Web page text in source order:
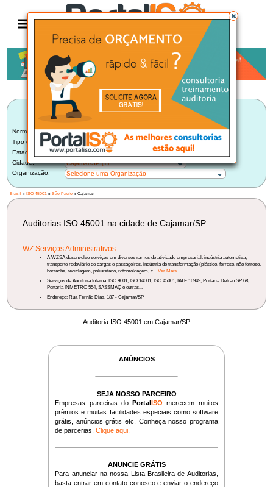
LISTA BRASILEIRA DE AUDITORIAS
Norma:
ISO 45001
Tipo de Auditoria:
Selecione um Tipo
Estado:
São Paulo (112)
Cidade:
Cajamar/SP (1)
Organização:
Selecione uma Organização
Brasil »ISO 45001 »São Paulo » Cajamar
Auditorias ISO 45001 na cidade de Cajamar/SP:
WZ Serviços Administrativos
A WZSA desenvolve serviços em diversos ramos de atividade empresarial: indústria automotiva,
transporte rodoviário de cargas e passageiros, indústria de transformação (plástico, ferroso, não ferroso,
borracha, reciclagem, poliuretano, rotomoldagem, c...Ver Mais
Serviços de Auditoria Interna: ISO 9001, ISO 14001, ISO 45001, IATF 16949, Portaria Detran SP 68,
Portaria INMETRO 554, SASSMAQ e outras...
Endereço: Rua Fernão Dias, 187 - Cajamar/SP
Auditoria ISO 45001 em Cajamar/SP
ANÚNCIOS
SEJA NOSSO PARCEIRO
Empresas parceiras doPortalISO merecem muitos
prêmios e muitas facilidades especiais como software
grátis, anúncios grátis etc. Conheça nosso programa
de parcerias.Clique aqui
ANUNCIE GRÁTIS
Para anunciar na nossa Lista Brasileira de Auditorias,
basta entrar em contato conosco e enviar o endereço